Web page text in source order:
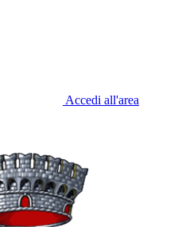
Accedi all'area